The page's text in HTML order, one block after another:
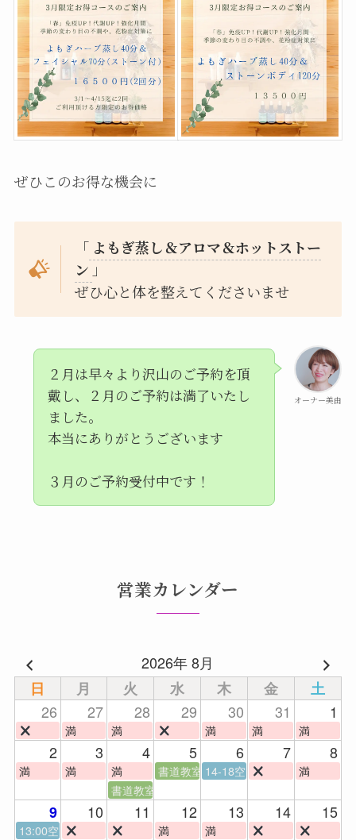
ぜひこのお得な機会に
「 よもぎ蒸し＆アロマ＆ホットストー
ン 」
ぜひ心と体を整えてくださいませ
オーナー美由
２月は早々より沢山のご予約を頂
戴し、２月のご予約は満了いたし
ました。
本当にありがとうございます
３月のご予約受付中です！
営業カレンダー
2026年 8月
日
月 火 水 木 金
土
26
27 28 29 30 31 1
満 満 満 満 満
2 3 4 5 6 7 8
満 満 満 書道教室 14-18空
満
書道教室
9 10 11 12 13 14 15
13:00空 満 満